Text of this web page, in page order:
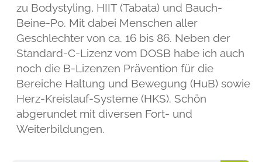
zu Bodystyling, HIIT (Tabata) und Bauch-
Beine-Po. Mit dabei Menschen aller
Geschlechter von ca. 16 bis 86. Neben der
Standard-C-Lizenz vom DOSB habe ich auch
noch die B-Lizenzen Prävention für die
Bereiche Haltung und Bewegung (HuB) sowie
Herz-Kreislauf-Systeme (HKS). Schön
abgerundet mit diversen Fort- und
Weiterbildungen.